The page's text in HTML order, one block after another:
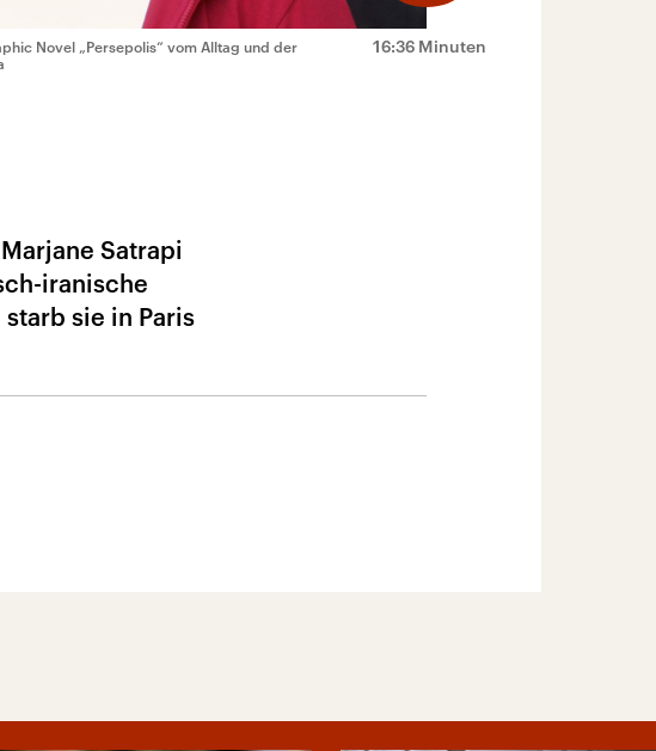
16:36 Minuten
Novel „Persepolis“ vom Alltag und der
Satrapi
iranische
sie in Paris